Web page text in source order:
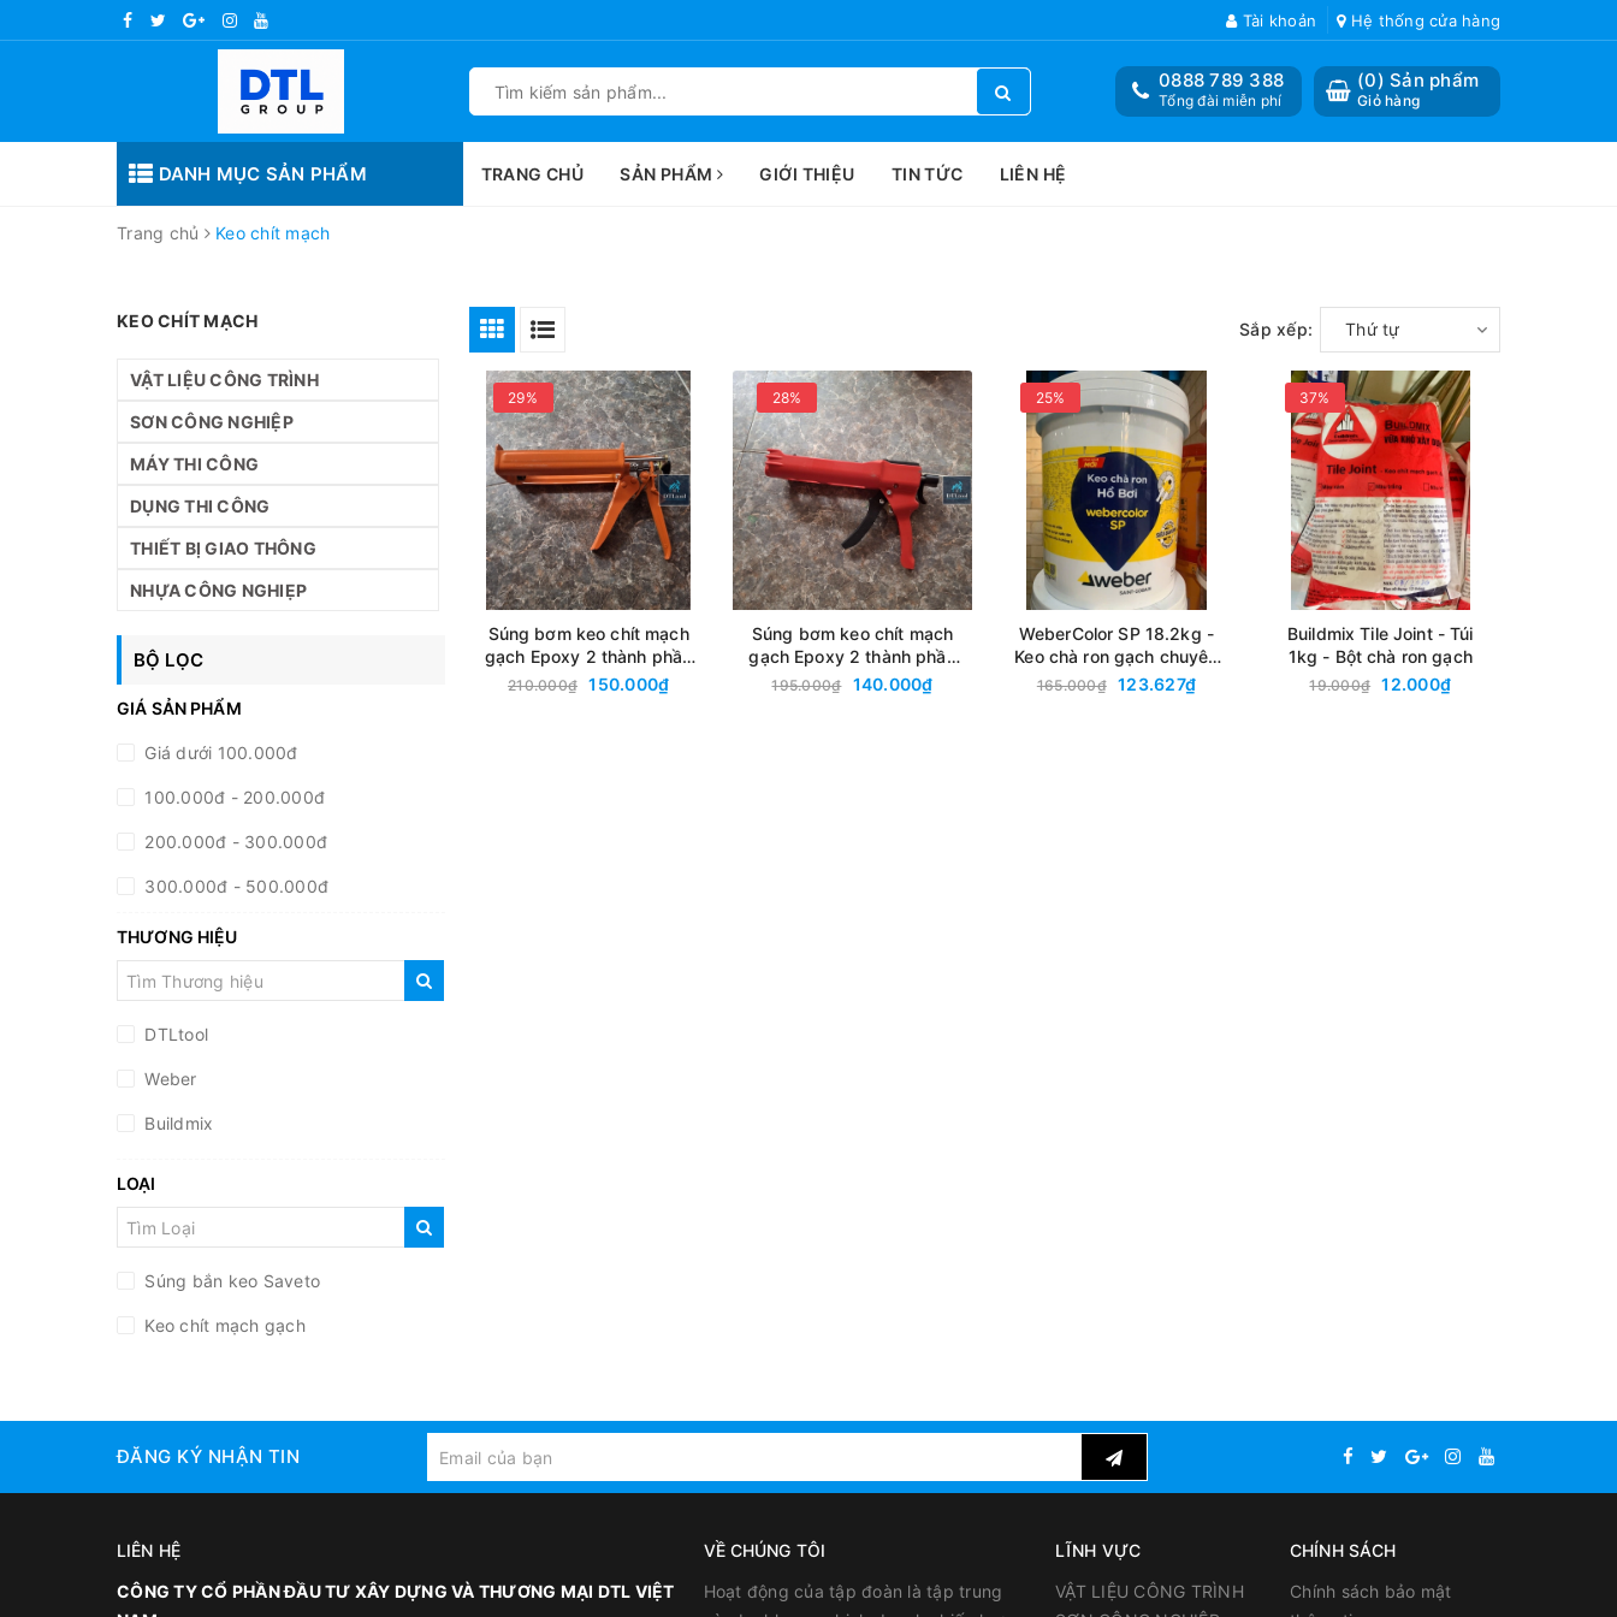
Tài khoản Hệ thống cửa hàng
(0) Sản phẩm
Giỏ hàng
0888 789 388
Tổng đài miễn phí
DANH MỤC SẢN PHẨM TRANG CHỦ SẢN PHẨM GIỚI THIỆU TIN TỨC LIÊN HỆ
Trang chủ Keo chít mạch
KEO CHÍT MẠCH
VẬT LIỆU CÔNG TRÌNH
SƠN CÔNG NGHIỆP
MÁY THI CÔNG
DỤNG THI CÔNG
THIẾT BỊ GIAO THÔNG
NHỰA CÔNG NGHIẸP
BỘ LỌC
GIÁ SẢN PHẨM
Giá dưới 100.000đ
100.000đ - 200.000đ
200.000đ - 300.000đ
300.000đ - 500.000đ
500.000đ - 1.000.000đ
Giá trên 1.000.000đ
THƯƠNG HIỆU
DTLtool
Weber
Buildmix
LOẠI
Súng bắn keo Saveto
Keo chít mạch gạch
Sắp xếp: Thứ tự
29%
Súng bơm keo chít mạch
gạch Epoxy 2 thành phần
- Sắt IDTL - Bơm Saveto,
210.000₫ 150.000₫
28%
Súng bơm keo chít mạch
gạch Epoxy 2 thành phần
- Nhựa IDTL - Bơm
195.000₫ 140.000₫
25%
WeberColor SP 18.2kg -
Keo chà ron gạch chuyên
dụng cho bể bơi
165.000₫ 123.627₫
37%
Buildmix Tile Joint - Túi
1kg - Bột chà ron gạch
19.000₫ 12.000₫
ĐĂNG KÝ NHẬN TIN
LIÊN HỆ
CÔNG TY CỔ PHẦN ĐẦU TƯ XÂY DỰNG VÀ THƯƠNG MẠI DTL VIỆT
VỀ CHÚNG TÔI
Hoạt động của tập đoàn là tập trung
LĨNH VỰC
VẬT LIỆU CÔNG TRÌNH
CHÍNH SÁCH
Chính sách bảo mật